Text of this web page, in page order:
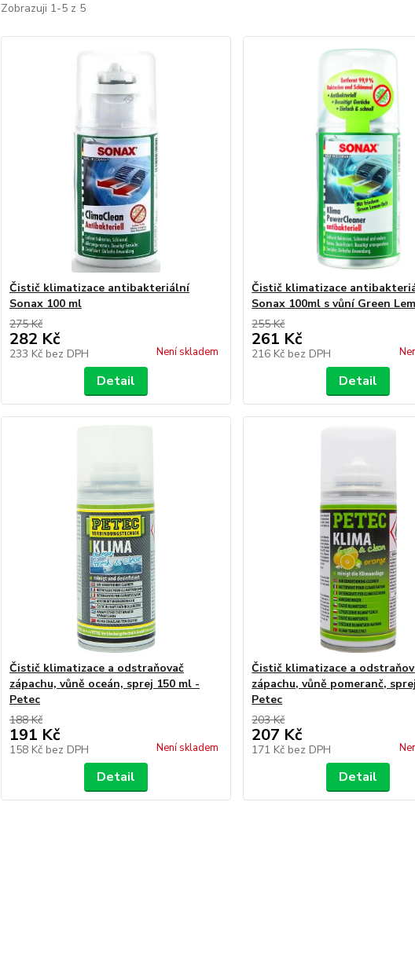
Zobrazuji 1-5 z 5
Čistič klimatizace antibakteriální
Sonax 100 ml
275 Kč
282 Kč
233 Kč bez DPH Není skladem
Detail
Čistič klimatizace
Sonax 100ml s vůní Green
255 Kč
261 Kč
216 Kč bez DPH
Detail
Čistič klimatizace a odstraňovač
zápachu, vůně oceán, sprej 150 ml -
Petec
188 Kč
191 Kč
158 Kč bez DPH Není skladem
Detail
Čistič klimatizace a
zápachu, vůně pomeranč,
Petec
203 Kč
207 Kč
171 Kč bez DPH
Detail